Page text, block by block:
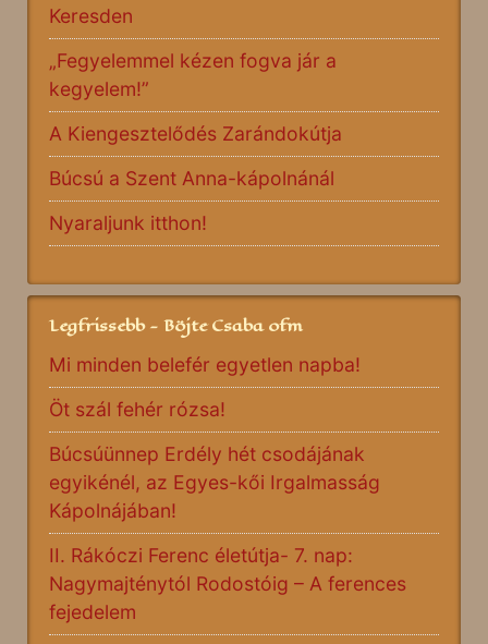
Keresden
„Fegyelemmel kézen fogva jár a
kegyelem!”
A Kiengesztelődés Zarándokútja
Búcsú a Szent Anna-kápolnánál
Nyaraljunk itthon!
Legfrissebb - Böjte Csaba ofm
Mi minden belefér egyetlen napba!
Öt szál fehér rózsa!
Búcsúünnep Erdély hét csodájának
egyikénél, az Egyes-kői Irgalmasság
Kápolnájában!
II. Rákóczi Ferenc életútja- 7. nap:
Nagymajténytól Rodostóig – A ferences
fejedelem